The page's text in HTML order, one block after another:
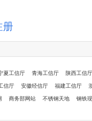
册
夏工信厅 青海工信厅 陕西工信厅
信厅 安徽经信厅 福建工信厅
商务部网站 不锈钢天地 钢铁